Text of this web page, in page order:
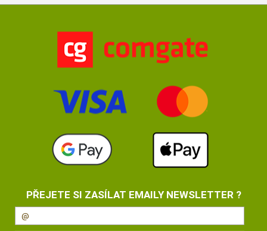
PŘEJETE SI ZASÍLAT EMAILY NEWSLETTER ?